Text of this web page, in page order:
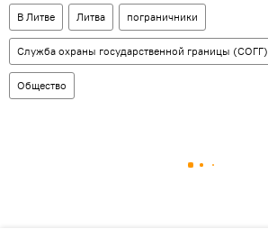
В Литве Литва пограничники
Служба охраны государственной границы (СОГГ)
Общество